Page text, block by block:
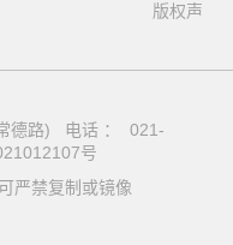
版权声
德路) 电话 ： 021-
号
严禁复制或镜像